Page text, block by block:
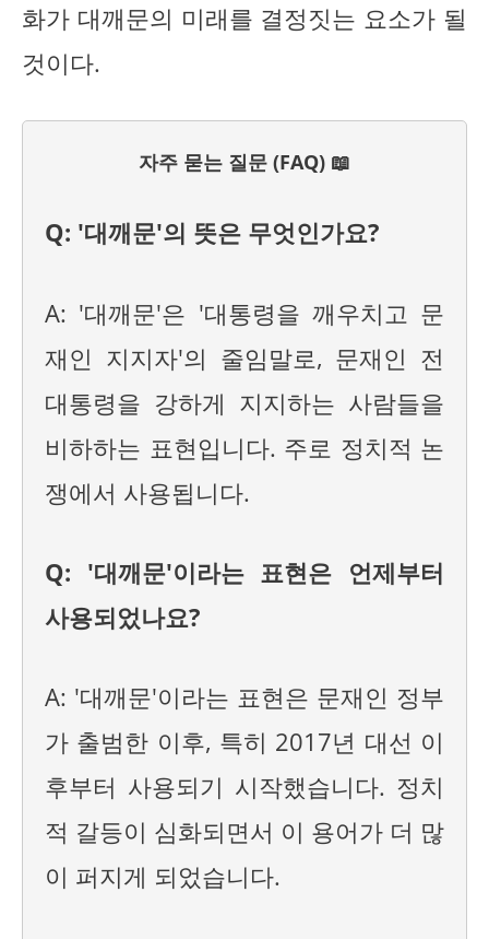
화가 대깨문의 미래를 결정짓는 요소가 될
것이다.
자주 묻는 질문 (FAQ) 📖
Q: '대깨문'의 뜻은 무엇인가요?
A: '대깨문'은 '대통령을 깨우치고 문
재인 지지자'의 줄임말로, 문재인 전
대통령을 강하게 지지하는 사람들을
비하하는 표현입니다. 주로 정치적 논
쟁에서 사용됩니다.
Q: '대깨문'이라는 표현은 언제부터
사용되었나요?
A: '대깨문'이라는 표현은 문재인 정부
가 출범한 이후, 특히 2017년 대선 이
후부터 사용되기 시작했습니다. 정치
적 갈등이 심화되면서 이 용어가 더 많
이 퍼지게 되었습니다.